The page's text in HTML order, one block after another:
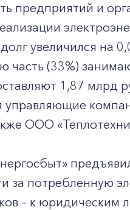
предприятий и
увеличился на
часть (33%)
1,87
управляющие
ООО
за потребленную
– к юридическим